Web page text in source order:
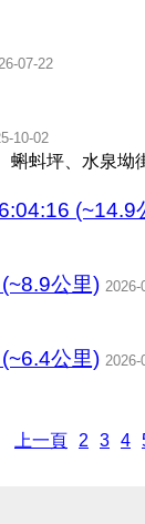
07-22
10-02
蝌蚪坪、水泉坳
(~14.9
公里) 2026-
公里) 2026-
上一頁 2 3 4